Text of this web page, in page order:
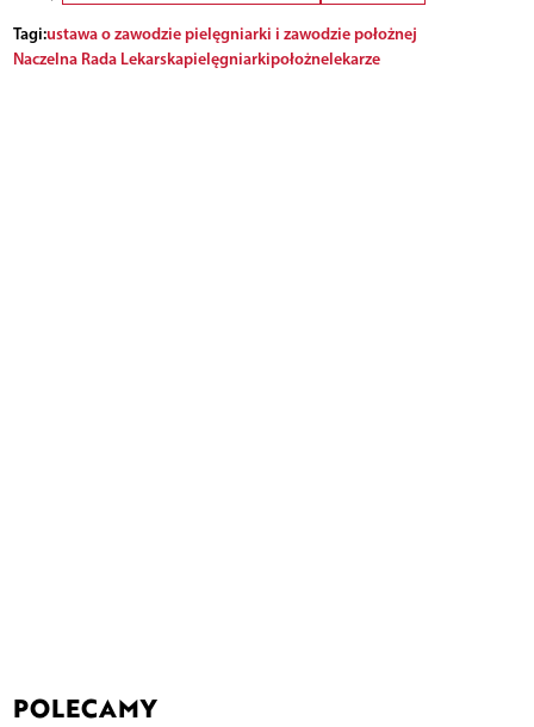
Tagi:ustawa o zawodzie pielęgniarki i zawodzie położnej
Naczelna Rada Lekarskapielęgniarkipołożnelekarze
POLECAMY